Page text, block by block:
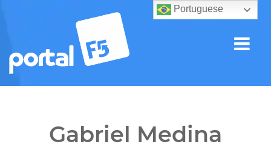
Gabriel Medina
Portuguese